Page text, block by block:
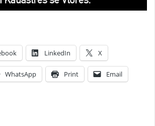
LinkedIn X
WhatsApp Print Email